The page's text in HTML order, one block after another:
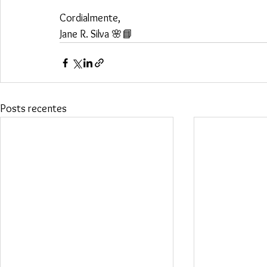
Cordialmente,
Jane R. Silva 🌸📘
Posts recentes